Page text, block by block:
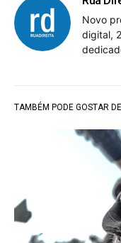
Novo
digital,
TAMBÉM PODE GOSTAR DE